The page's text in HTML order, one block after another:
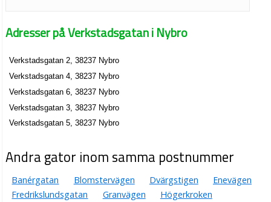
Adresser på Verkstadsgatan i Nybro
Verkstadsgatan 2, 38237 Nybro
Verkstadsgatan 4, 38237 Nybro
Verkstadsgatan 6, 38237 Nybro
Verkstadsgatan 3, 38237 Nybro
Verkstadsgatan 5, 38237 Nybro
Andra gator inom samma postnummer
Banérgatan Blomstervägen Dvärgstigen
Enevägen
Fredrikslundsgatan
Granvägen
Högerkroken